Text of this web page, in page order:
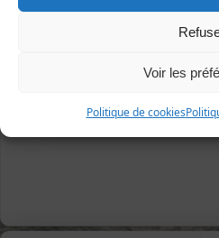
Voir les
Politique de cookies